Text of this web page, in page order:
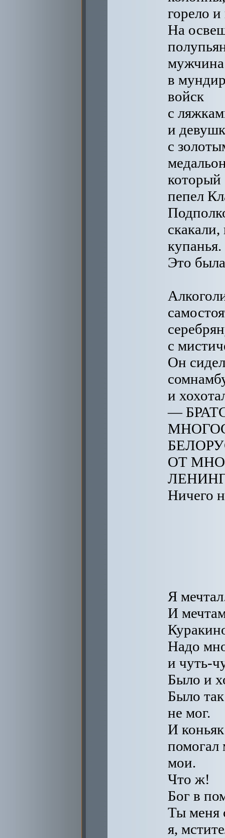
горело
На
мужчина
в
войск
с
и
с
который
пепел
купанья.
Это
с
Он
и
—
ОТ
Ничего
Я
И
Надо
и чуть-
Было и
Было
не мог.
И
помогал
мои.
Что ж!
Бог в
Ты меня
я,